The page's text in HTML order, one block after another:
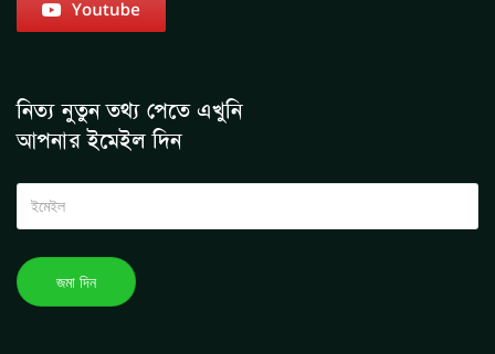
নিত্য নুতুন তথ্য পেতে এখুনি
আপনার ইমেইল দিন